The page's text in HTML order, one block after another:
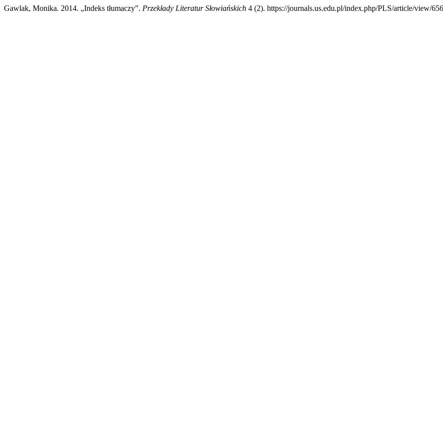
Gawlak, Monika. 2014. „Indeks tłumaczy”. Przekłady Literatur Słowiańskich 4 (2). https://journals.us.edu.pl/index.php/PLS/article/view/